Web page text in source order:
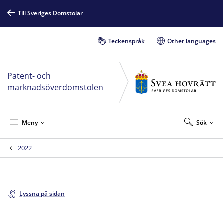
Till Sveriges Domstolar
Teckenspråk Other languages
Patent- och
marknadsöverdomstolen
Sök
Meny
2022
Lyssna på sidan